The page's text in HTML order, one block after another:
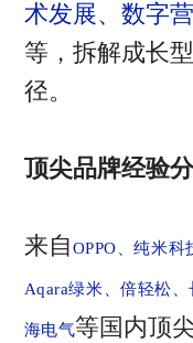
术发展、 数字
等，拆解成长
径。
顶尖品牌经验
来自OPPO、纯米科
Aqara绿米、倍轻松
海电气等国内顶